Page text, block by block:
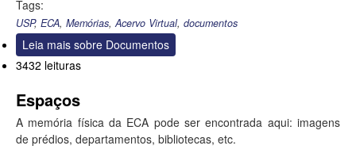
Tags:
USP, ECA, Memórias,Acervo Virtual, documentos
Leia mais sobre Documentos
3432 leituras
Espaços
A memória física da ECA pode ser encontrada aqui: imagens
de prédios, departamentos, bibliotecas, etc.